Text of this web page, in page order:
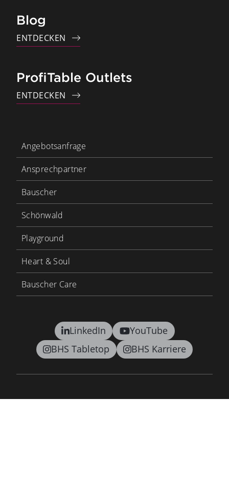
Blog
ENTDECKEN
ProfiTable Outlets
ENTDECKEN
LinkedIn
YouTube
BHS Tabletop
BHS Karriere
Angebotsanfrage
Ansprechpartner
Bauscher
Schönwald
Playground
Heart & Soul
Bauscher Care